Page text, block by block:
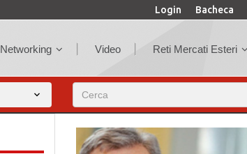
Login Bacheca
Networking Video Reti Mercati Esteri